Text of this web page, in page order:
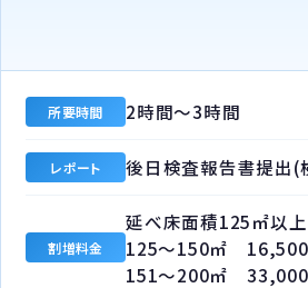
所要時間 2時間～3時間
レポート 後日検査報告書提出(
割増料金
延べ床面積125㎡以
125～150㎡
151～200㎡